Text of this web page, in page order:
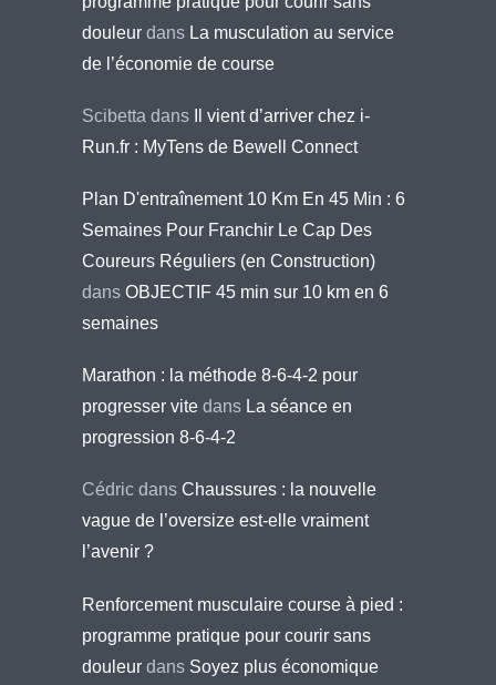
douleur dans La musculation au service
de l’économie de course
Scibetta dans
Il vient d’arriver chez i-
Run.fr : MyTens de Bewell Connect
Plan D'entraînement 10 Km En 45 Min : 6
Semaines Pour Franchir Le Cap Des
Coureurs Réguliers (en Construction)
dans OBJECTIF 45 min sur 10 km en 6
semaines
Marathon : la méthode 8-6-4-2 pour
progresser vite dans La séance en
progression 8-6-4-2
Cédric dans Chaussures : la nouvelle
vague de l’oversize est-elle vraiment
l’avenir ?
Renforcement musculaire course à pied :
programme pratique pour courir sans
douleur dans Soyez plus économique